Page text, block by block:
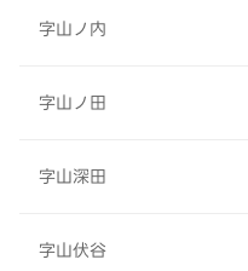
字山ノ内
字山ノ田
字山深田
字山伏谷